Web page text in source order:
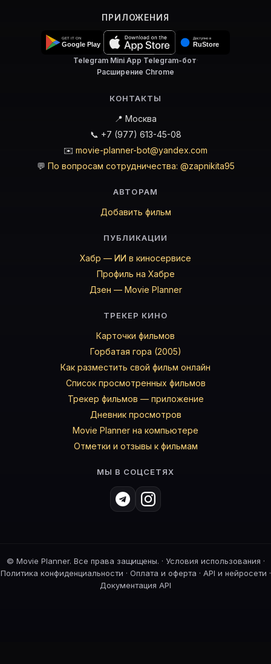
ПРИЛОЖЕНИЯ
Telegram Mini App·Telegram-бот·
Расширение Chrome
КОНТАКТЫ
📍 Москва
📞 +7 (977) 613-45-08
✉️ movie-planner-bot@yandex.com
💬 По вопросам сотрудничества: @zapnikita95
АВТОРАМ
Добавить фильм
ПУБЛИКАЦИИ
Хабр — ИИ в киносервисе
Профиль на Хабре
Дзен — Movie Planner
ТРЕКЕР КИНО
Карточки фильмов
Горбатая гора (2005)
Как разместить свой фильм онлайн
Список просмотренных фильмов
Трекер фильмов — приложение
Дневник просмотров
Movie Planner на компьютере
Отметки и отзывы к фильмам
МЫ В СОЦСЕТЯХ
© Movie Planner. Все права защищены. · Условия использования ·
Политика конфиденциальности · Оплата и оферта · API и нейросети ·
Документация API